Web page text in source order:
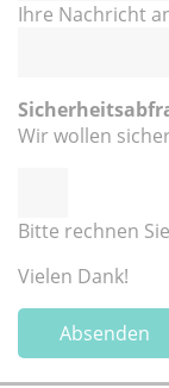
Ihre Nachricht
Wir wollen
Bitte rechnen
Vielen Dank!
Absenden